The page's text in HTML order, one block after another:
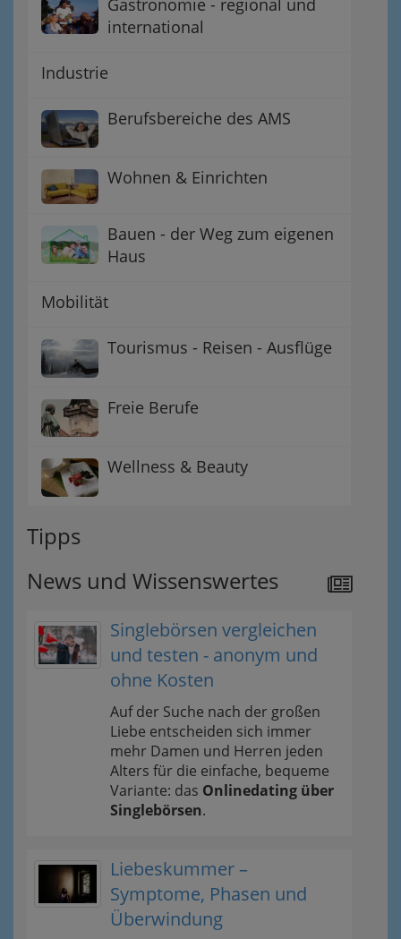
international
Industrie
Berufsbereiche des AMS
Wohnen & Einrichten
Bauen - der Weg zum eigenen
Haus
Mobilität
Tourismus - Reisen - Ausflüge
Freie Berufe
Wellness & Beauty
Tipps
News und Wissenswertes
Singlebörsen vergleichen
und testen - anonym und
ohne Kosten
Auf der Suche nach der großen
Liebe entscheiden sich immer
mehr Damen und Herren jeden
Alters für die einfache, bequeme
Variante: das Onlinedating über
Singlebörsen.
Liebeskummer –
Symptome, Phasen und
Überwindung